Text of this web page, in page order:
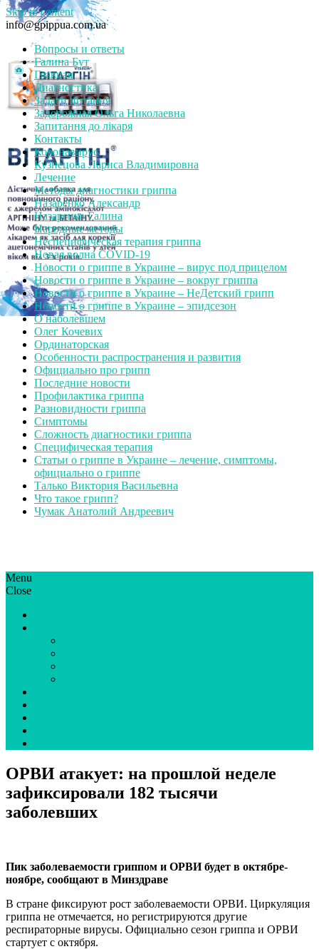
Skip to content
info@gpippua.com.ua
Вопросы и ответы
Галина Бут
Главная
Диагностика
Задати питання
Задорожная Ольга Николаевна
Запитання до лікаря
Контакты
Коронавирус
Кузнецова Лариса Владимировна
Лечение
Методы диагностики гриппа
Назаренко Александр
Назаренко Галина
Народные методы
Неспецифическая терапия гриппа
Новая волна COVID-19
Новости о гриппе в Украине – вирус под прицелом
Новости о гриппе в Украине – вокруг гриппа
Новости о гриппе в Украине – НеДетский грипп
Новости о гриппе в Украине – эпидсезон
О наболевшем
Олег Кочевих
Ординаторская
Особенности распространения и развития
Официально про грипп
Последние новости
Профилактика гриппа
Разновидности гриппа
Симптомы
Сложность диагностики гриппа
Специфическая терапия
Статьи о гриппе в Украине – лечение, симптомы,
официально о гриппе
Талько Виктория Васильевна
Что такое грипп?
Чумак Анатолий Андреевич
ГрипЮА: симптоми і лікування | Все про грип в Україні
Все про грип в Україні та Києві, профілактика грипу.
Menu
Close
ОРВИ атакует: на прошлой неделе
зафиксировали 182 тысячи
заболевших
Пик заболеваемости гриппом и ОРВИ будет в октябре-
ноябре, сообщают в Минздраве
В стране фиксируют рост заболеваемости ОРВИ. Циркуляция
гриппа не отмечается, но регистрируются другие
респираторные вирусы. Официально сезон гриппа и ОРВИ
стартует с октября.